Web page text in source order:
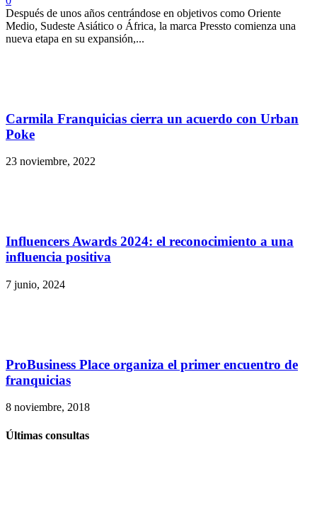
Después de unos años centrándose en objetivos como Oriente
Medio, Sudeste Asiático o África, la marca Pressto comienza una
nueva etapa en su expansión,...
Carmila Franquicias cierra un acuerdo con Urban
Poke
23 noviembre, 2022
Influencers Awards 2024: el reconocimiento a una
influencia positiva
7 junio, 2024
ProBusiness Place organiza el primer encuentro de
franquicias
8 noviembre, 2018
Últimas consultas